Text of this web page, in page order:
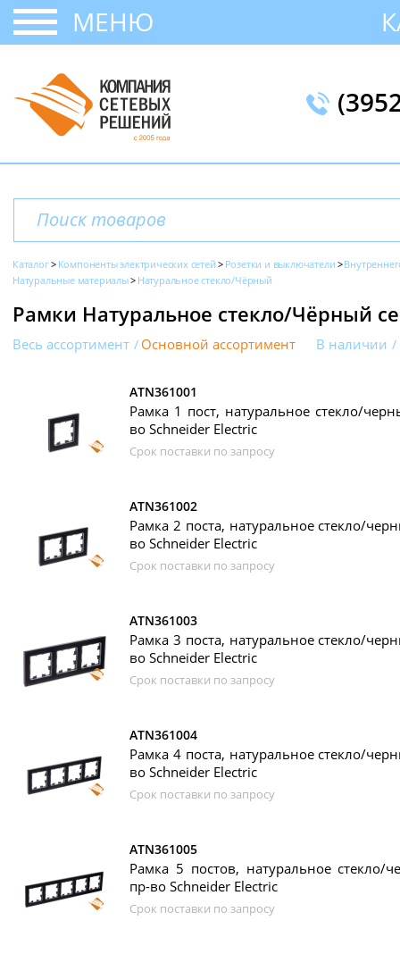
МЕНЮ
Каталог Компоненты электрических сетей Розетки и выключатели
Натуральные материалы
Натуральное стекло/Чёрный
Рамки Натуральное стекло/Чёрный
Весь ассортимент Основной ассортимент В наличии
ATN361001
Рамка 1 пост, натуральное стекло/
во Schneider Electric
Срок поставки по запросу
ATN361002
Рамка 2 поста, натуральное стекло/
во Schneider Electric
Срок поставки по запросу
ATN361003
Рамка 3 поста, натуральное стекло/
во Schneider Electric
Срок поставки по запросу
ATN361004
Рамка 4 поста, натуральное стекло/
во Schneider Electric
Срок поставки по запросу
ATN361005
Рамка 5 постов, натуральное стекло/
пр-во Schneider Electric
Срок поставки по запросу